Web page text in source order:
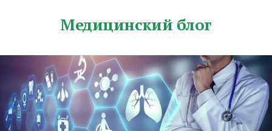
Медицинский блог